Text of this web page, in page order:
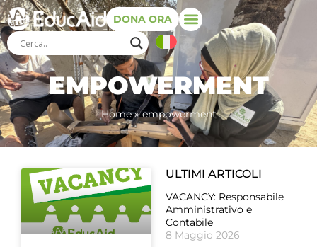
DONA ORA
EMPOWERMENT
Home»empowerment
ULTIMI ARTICOLI
VACANCY: Responsabile
Amministrativo e
Contabile
8 Maggio 2026